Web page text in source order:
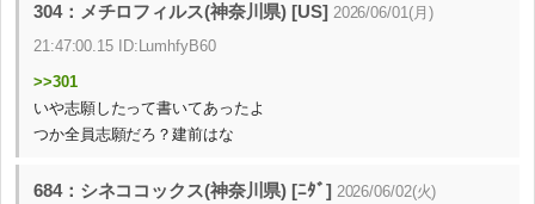
304：メチロフィルス(神奈川県) [US] 2026/06/01(月)
21:47:00.15 ID:LumhfyB60
>>301
いや志願したって書いてあったよ
つか全員志願だろ？建前はな
684：シネココックス(神奈川県) [ﾆﾀﾞ] 2026/06/02(火)